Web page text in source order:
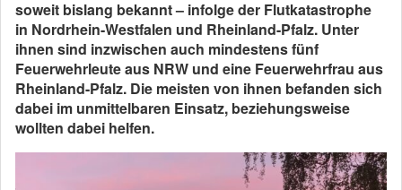
soweit bislang bekannt – infolge der Flutkatastrophe
in Nordrhein-Westfalen und Rheinland-Pfalz. Unter
ihnen sind inzwischen auch mindestens fünf
Feuerwehrleute aus NRW und eine Feuerwehrfrau aus
Rheinland-Pfalz. Die meisten von ihnen befanden sich
dabei im unmittelbaren Einsatz, beziehungsweise
wollten dabei helfen.